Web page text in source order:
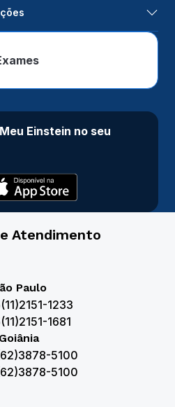
Einstein no seu
Atendimento
Paulo
1233
1681
Goiânia
5100
5100